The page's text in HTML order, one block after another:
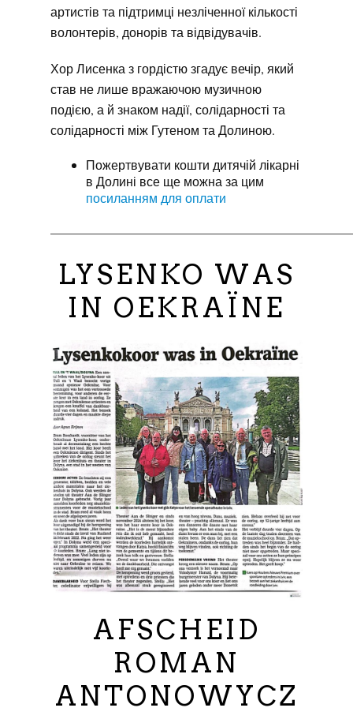
артистів та підтримці незліченної кількості
волонтерів, донорів та відвідувачів.
Хор Лисенка з гордістю згадує вечір, який
став не лише вражаючою музичною
подією, а й знаком надії, солідарності та
солідарності між Гутеном та Долиною.
Пожертвувати кошти дитячій лікарні
в Долині все ще можна за цим
посиланням для оплати
LYSENKO WAS
IN OEKRAÏNE
AFSCHEID
ROMAN
ANTONOWYCZ